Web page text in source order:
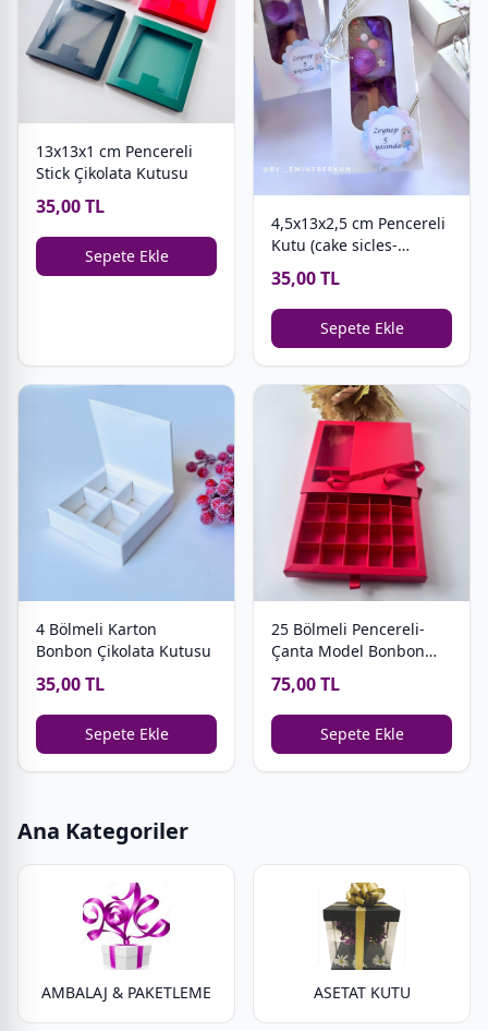
13x13x1 cm Pencereli
Stick Çikolata Kutusu
35,00 TL
Sepete Ekle
4,5x13x2,5 cm Pencereli
Kutu (cake sicles-
magnum cakes)
35,00 TL
Sepete Ekle
4 Bölmeli Karton
Bonbon Çikolata Kutusu
35,00 TL
Sepete Ekle
25 Bölmeli Pencereli-
Çanta Model Bonbon
Çikolata Kutusu
75,00 TL
Sepete Ekle
Ana Kategoriler
AMBALAJ & PAKETLEME ASETAT KUTU